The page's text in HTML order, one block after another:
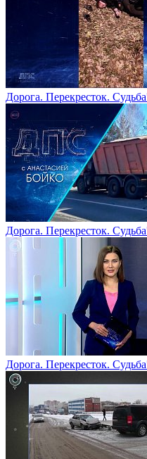
Дорога. Перекресток.
Дорога. Перекресток.
Дорога. Перекресток.